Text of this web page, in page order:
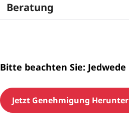
Beratung
Bitte beachten Sie:
Jetzt Genehmigung